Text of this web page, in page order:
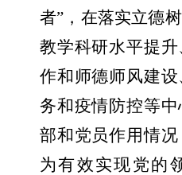
者”，在落实立德
教学科研水平提
作和师德师风建
务和疫情防控等
部和党员作用情
为有效实现党的